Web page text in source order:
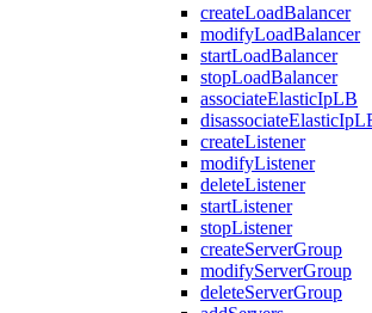
createLoadBalancer
modifyLoadBalancer
startLoadBalancer
stopLoadBalancer
associateElasticIpLB
createListener
modifyListener
deleteListener
startListener
stopListener
createServerGroup
modifyServerGroup
deleteServerGroup